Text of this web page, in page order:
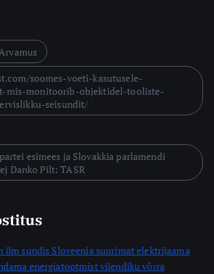
soomes-voeti-kasutusele-
mis-monitoorib-objektidel-tooliste-
seisundit/
esimees ja Slovakkia parlamendi
Danko Pilt: TASR
ilm sundis Sloveenia suurimat elektrijaama
energiatootmist viiendiku võrra